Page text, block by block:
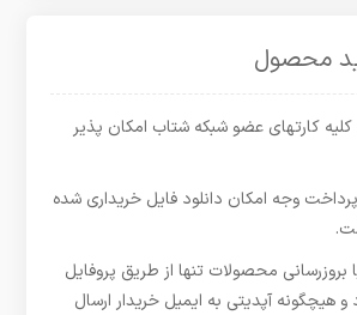
محصول
کارتهای عضو شبکه شتاب امکان پذیر
وجه امکان دانلود فایل خریداری شده
محصولات تنها از طریق پروفایل
و هیچگونه آپدیتی به ایمیل خریدار ارسال